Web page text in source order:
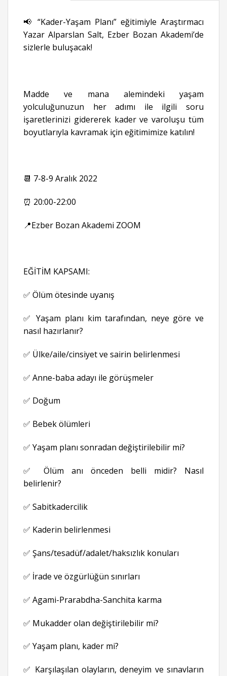
📢 “Kader-Yaşam Planı” eğitimiyle Araştırmacı
Yazar Alparslan Salt, Ezber Bozan Akademi’de
sizlerle buluşacak!
Madde ve mana alemindeki yaşam
yolculuğunuzun her adımı ile ilgili soru
işaretlerinizi gidererek kader ve varoluşu tüm
boyutlarıyla kavramak için eğitimimize katılın!
📆 7-8-9 Aralık 2022
⏰ 20:00-22:00
📍Ezber Bozan Akademi ZOOM
EĞİTİM KAPSAMI:
✅ Ölüm ötesinde uyanış
✅ Yaşam planı kim tarafından, neye göre ve
nasıl hazırlanır?
✅ Ülke/aile/cinsiyet ve sairin belirlenmesi
✅ Anne-baba adayı ile görüşmeler
✅ Doğum
✅ Bebek ölümleri
✅ Yaşam planı sonradan değiştirilebilir mi?
✅ Ölüm anı önceden belli midir? Nasıl
belirlenir?
✅ Sabitkadercilik
✅ Kaderin belirlenmesi
✅ Şans/tesadüf/adalet/haksızlık konuları
✅ İrade ve özgürlüğün sınırları
✅ Agami-Prarabdha-Sanchita karma
✅ Mukadder olan değiştirilebilir mi?
✅ Yaşam planı, kader mi?
✅ Karşılaşılan olayların, deneyim ve sınavların